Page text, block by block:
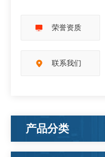
荣誉资质
联系我们
产品分类